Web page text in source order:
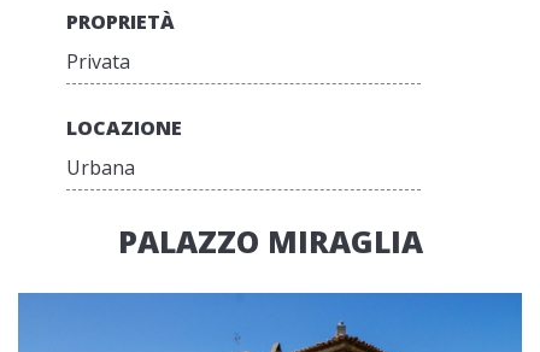
PROPRIETÀ
Privata
LOCAZIONE
Urbana
PALAZZO MIRAGLIA